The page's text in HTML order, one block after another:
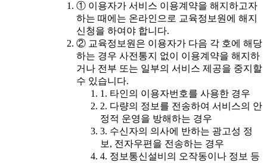
① 이용자가 서비스 이용계약을 해지하고자
하는 때에는 온라인으로 교육정보원에 해지
신청을 하여야 합니다.
② 교육정보원은 이용자가 다음 각 호에 해당
하는 경우 사전통지 없이 이용계약을 해지하
거나 전부 또는 일부의 서비스 제공을 중지할
수 있습니다.
1. 타인의 이용자번호를 사용한 경우
2. 다량의 정보를 전송하여 서비스의 안
정적 운영을 방해하는 경우
3. 수신자의 의사에 반하는 광고성 정
보, 전자우편을 전송하는 경우
4. 정보통신설비의 오작동이나 정보 등